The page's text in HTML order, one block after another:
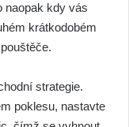
naopak kdy vás
krátkodobém
strategie.
poklesu, nastavte